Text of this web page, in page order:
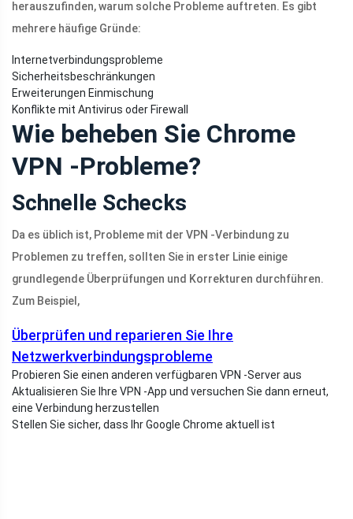
herauszufinden, warum solche Probleme auftreten. Es gibt
mehrere häufige Gründe:
Internetverbindungsprobleme
Sicherheitsbeschränkungen
Erweiterungen Einmischung
Konflikte mit Antivirus oder Firewall
Wie beheben Sie Chrome
VPN -Probleme?
Schnelle Schecks
Da es üblich ist, Probleme mit der VPN -Verbindung zu
Problemen zu treffen, sollten Sie in erster Linie einige
grundlegende Überprüfungen und Korrekturen durchführen.
Zum Beispiel,
Überprüfen und reparieren Sie Ihre
Netzwerkverbindungsprobleme
Probieren Sie einen anderen verfügbaren VPN -Server aus
Aktualisieren Sie Ihre VPN -App und versuchen Sie dann erneut,
eine Verbindung herzustellen
Stellen Sie sicher, dass Ihr Google Chrome aktuell ist